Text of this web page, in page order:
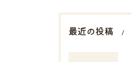
最近の投稿